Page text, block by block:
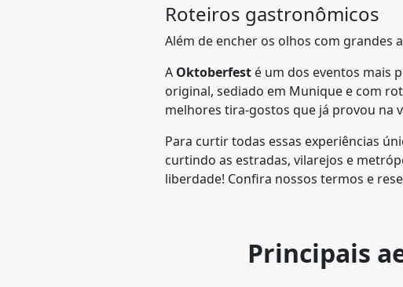
Roteiros gastronômicos
Além de encher os olhos com grandes
A Oktoberfest é um dos eventos mais
original, sediado em Munique e com
melhores tira-gostos que já provou na
Para curtir todas essas experiências
curtindo as estradas, vilarejos e
liberdade! Confira nossos termos e
Principais